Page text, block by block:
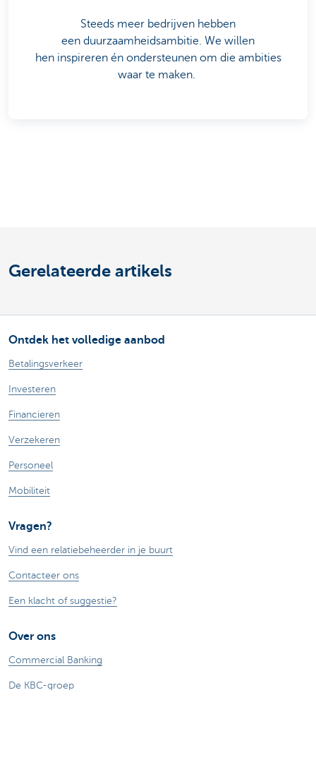
Steeds meer bedrijven hebben
een duurzaamheidsambitie. We willen
hen inspireren én ondersteunen om die ambities
waar te maken.
Gerelateerde artikels
Ontdek het volledige aanbod
Betalingsverkeer
Investeren
Financieren
Verzekeren
Personeel
Mobiliteit
Vragen?
Vind een relatiebeheerder in je buurt
Contacteer ons
Een klacht of suggestie?
Over ons
Commercial Banking
De KBC-groep